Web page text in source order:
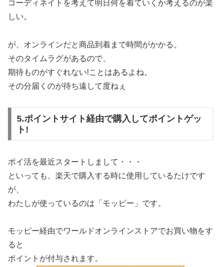
コーディネイトを考えて明日何を着ていくか考えるのが楽
しい。
が、オンラインだと商品到着まで時間がかかる。
そのタイムラグがあるので、
期待ものがすぐれない!ことはあるよね。
その分届くのが待ち遠して度ねぇ
5.ポイントサイト経由で購入してポイントゲッ
ト!
ポイ活を最近スタートしまして・・・
といっても、楽天で購入する時に使用しているたけです
が、
わたしが使っているのは「モッピー」です。
モッピー経由でワールドオンラインストアでお買い物をす
ると
ポイントが付与されます。